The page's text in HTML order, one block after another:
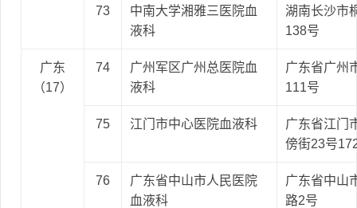
73
中南大学湘雅三医院血
液科
湖南长沙市
138号
广东
（17）
74
广州军区广州总医院血
液科
广东省广州
111号
75 江门市中心医院血液科
广东省江门
傍街23号
76
广东省中山市人民医院
血液科
广东省中山
路2号